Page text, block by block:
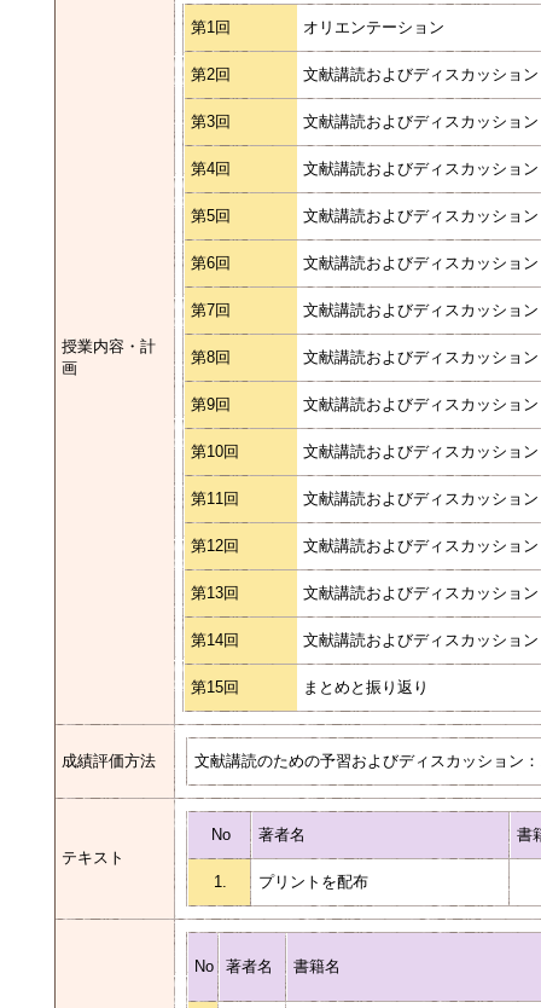
授業内容・計
画
第1回 オリエンテーション
第2回 文献講読およびディスカッショ
第3回 文献講読およびディスカッショ
第4回 文献講読およびディスカッショ
第5回 文献講読およびディスカッショ
第6回 文献講読およびディスカッショ
第7回 文献講読およびディスカッショ
第8回 文献講読およびディスカッショ
第9回 文献講読およびディスカッショ
第10回 文献講読およびディスカッショ
第11回 文献講読およびディスカッショ
第12回 文献講読およびディスカッショ
第13回 文献講読およびディスカッショ
第14回 文献講読およびディスカッショ
第15回 まとめと振り返り
成績評価方法 文献講読のための予習およびディスカッション
テキスト
No 著者名 書
1. プリントを配布
No 著者名 書籍名